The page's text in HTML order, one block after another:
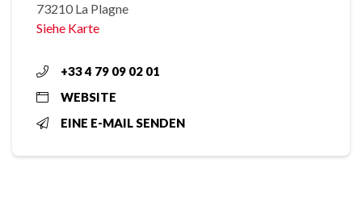
73210 La Plagne
Siehe Karte
+33 4 79 09 02 01
WEBSITE
EINE E-MAIL SENDEN